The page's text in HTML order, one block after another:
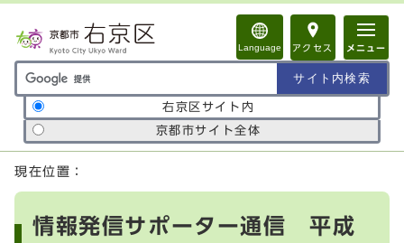
Language アクセス メニュー
サイト内検索の範囲
右京区サイト内
京都市サイト全体
ここから本文です
現在位置：
情報発信サポーター通信 平成